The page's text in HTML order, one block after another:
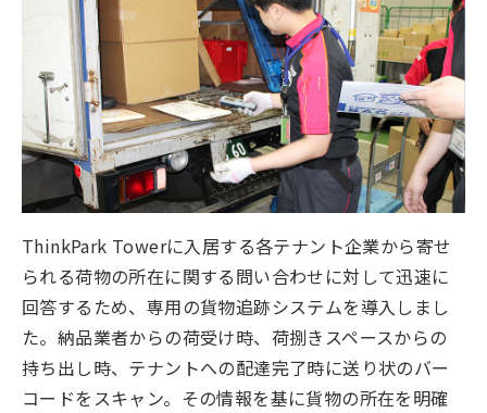
ThinkPark Towerに入居する各テナント企業から寄せ
られる荷物の所在に関する問い合わせに対して迅速に
回答するため、専用の貨物追跡システムを導入しまし
た。納品業者からの荷受け時、荷捌きスペースからの
持ち出し時、テナントへの配達完了時に送り状のバー
コードをスキャン。その情報を基に貨物の所在を明確